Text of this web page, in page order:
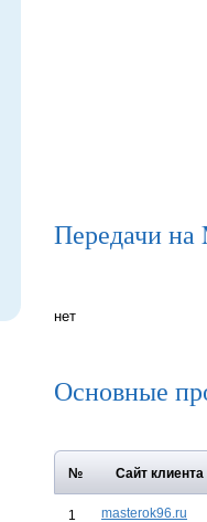
Передачи на
нет
Основные
№ Сайт клиента
1 masterok96.ru